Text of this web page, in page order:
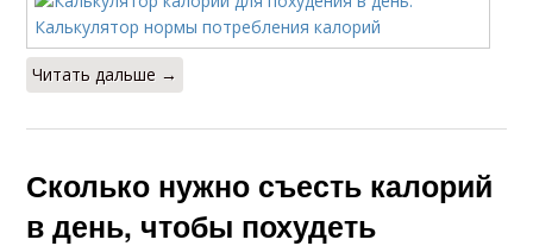
Читать дальше →
Сколько нужно съесть калорий
в день, чтобы похудеть